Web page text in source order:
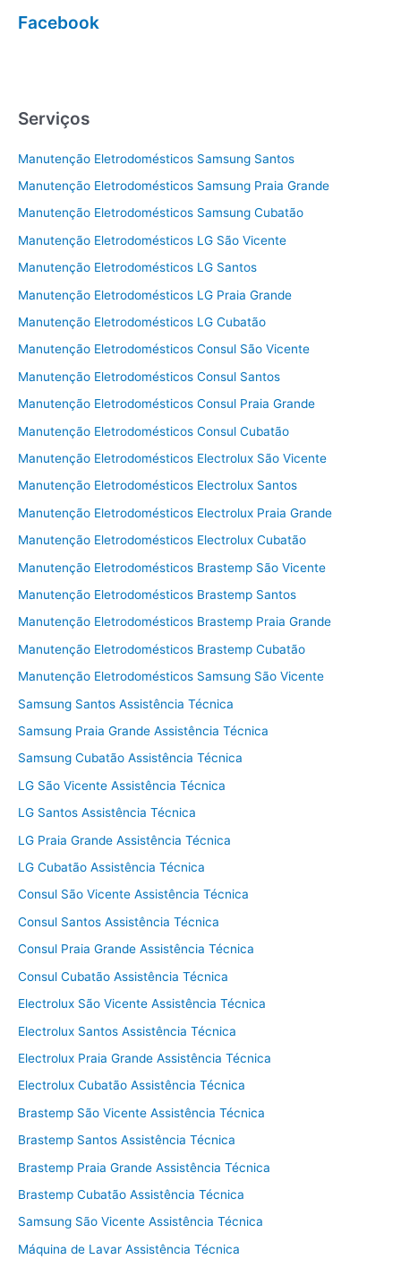
Facebook
Serviços
Manutenção Eletrodomésticos Samsung Santos
Manutenção Eletrodomésticos Samsung Praia Grande
Manutenção Eletrodomésticos Samsung Cubatão
Manutenção Eletrodomésticos LG São Vicente
Manutenção Eletrodomésticos LG Santos
Manutenção Eletrodomésticos LG Praia Grande
Manutenção Eletrodomésticos LG Cubatão
Manutenção Eletrodomésticos Consul São Vicente
Manutenção Eletrodomésticos Consul Santos
Manutenção Eletrodomésticos Consul Praia Grande
Manutenção Eletrodomésticos Consul Cubatão
Manutenção Eletrodomésticos Electrolux São Vicente
Manutenção Eletrodomésticos Electrolux Santos
Manutenção Eletrodomésticos Electrolux Praia Grande
Manutenção Eletrodomésticos Electrolux Cubatão
Manutenção Eletrodomésticos Brastemp São Vicente
Manutenção Eletrodomésticos Brastemp Santos
Manutenção Eletrodomésticos Brastemp Praia Grande
Manutenção Eletrodomésticos Brastemp Cubatão
Manutenção Eletrodomésticos Samsung São Vicente
Samsung Santos Assistência Técnica
Samsung Praia Grande Assistência Técnica
Samsung Cubatão Assistência Técnica
LG São Vicente Assistência Técnica
LG Santos Assistência Técnica
LG Praia Grande Assistência Técnica
LG Cubatão Assistência Técnica
Consul São Vicente Assistência Técnica
Consul Santos Assistência Técnica
Consul Praia Grande Assistência Técnica
Consul Cubatão Assistência Técnica
Electrolux São Vicente Assistência Técnica
Electrolux Santos Assistência Técnica
Electrolux Praia Grande Assistência Técnica
Electrolux Cubatão Assistência Técnica
Brastemp São Vicente Assistência Técnica
Brastemp Santos Assistência Técnica
Brastemp Praia Grande Assistência Técnica
Brastemp Cubatão Assistência Técnica
Samsung São Vicente Assistência Técnica
Máquina de Lavar Assistência Técnica